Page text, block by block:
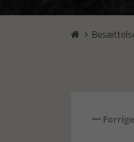
